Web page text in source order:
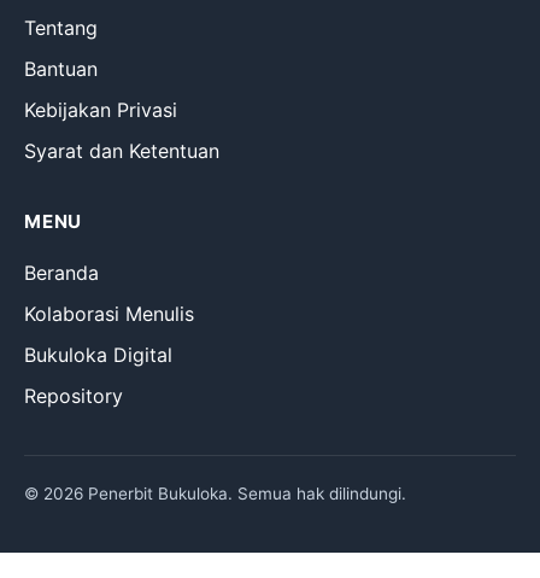
Tentang
Bantuan
Kebijakan Privasi
Syarat dan Ketentuan
MENU
Beranda
Kolaborasi Menulis
Bukuloka Digital
Repository
© 2026 Penerbit Bukuloka. Semua hak dilindungi.